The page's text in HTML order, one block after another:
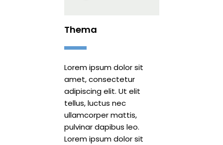
Thema
Lorem ipsum dolor sit
amet, consectetur
adipiscing elit. Ut elit
tellus, luctus nec
ullamcorper mattis,
pulvinar dapibus leo.
Lorem ipsum dolor sit